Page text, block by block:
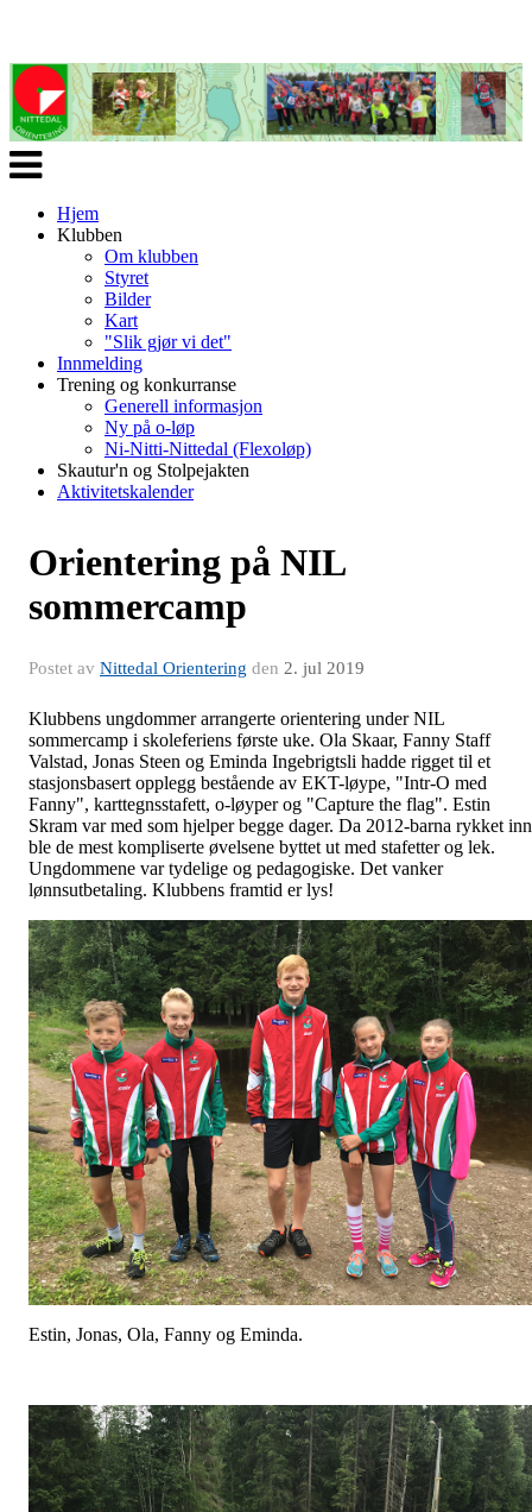
Veksle
navigasjon
Hjem
Klubben
Om klubben
Styret
Bilder
Kart
"Slik gjør vi det"
Innmelding
Trening og konkurranse
Generell informasjon
Ny på o-løp
Ni-Nitti-Nittedal (Flexoløp)
Skautur'n og Stolpejakten
Aktivitetskalender
Orientering på NIL
sommercamp
Postet av Nittedal Orientering den 2. jul 2019
Klubbens ungdommer arrangerte orientering under NIL
sommercamp i skoleferiens første uke. Ola Skaar, Fanny Staff
Valstad, Jonas Steen og Eminda Ingebrigtsli hadde rigget til et
stasjonsbasert opplegg bestående av EKT-løype, "Intr-O med
Fanny", karttegnsstafett, o-løyper og "Capture the flag". Estin
Skram var med som hjelper begge dager. Da 2012-barna rykket inn
ble de mest kompliserte øvelsene byttet ut med stafetter og lek.
Ungdommene var tydelige og pedagogiske. Det vanker
lønnsutbetaling. Klubbens framtid er lys!
Estin, Jonas, Ola, Fanny og Eminda.